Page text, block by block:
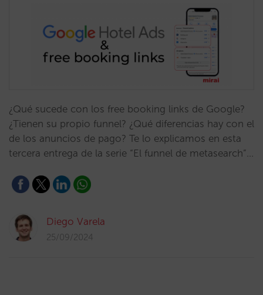
¿Qué sucede con los free booking links de Google?
¿Tienen su propio funnel? ¿Qué diferencias hay con el
de los anuncios de pago? Te lo explicamos en esta
tercera entrega de la serie “El funnel de metasearch”…
Diego Varela
25/09/2024